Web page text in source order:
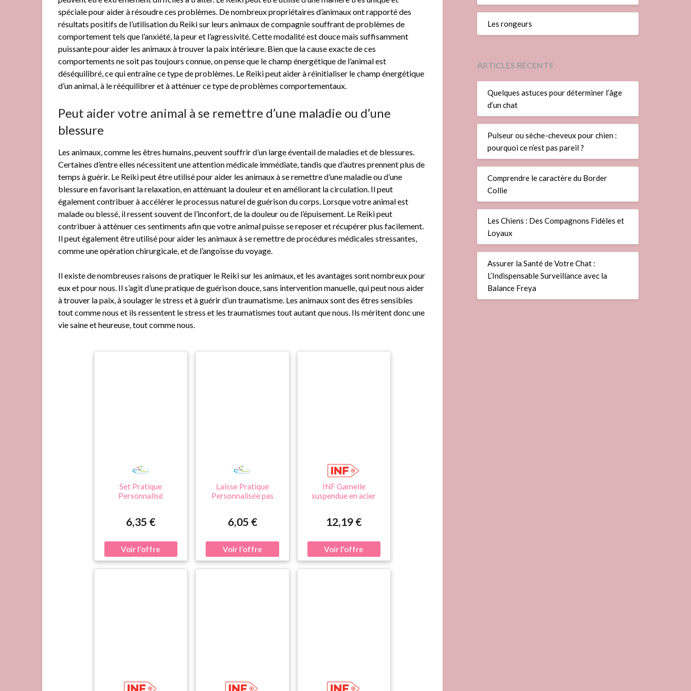
spéciale pour aider à résoudre ces problèmes. De nombreux propriétaires d’animaux ont rapporté des
résultats positifs de l’utilisation du Reiki sur leurs animaux de compagnie souffrant de problèmes de
comportement tels que l’anxiété, la peur et l’agressivité. Cette modalité est douce mais suffisamment
puissante pour aider les animaux à trouver la paix intérieure. Bien que la cause exacte de ces
comportements ne soit pas toujours connue, on pense que le champ énergétique de l’animal est
déséquilibré, ce qui entraîne ce type de problèmes. Le Reiki peut aider à réinitialiser le champ énergétique
d’un animal, à le rééquilibrer et à atténuer ce type de problèmes comportementaux.
Peut aider votre animal à se remettre d’une maladie ou d’une
blessure
Les animaux, comme les êtres humains, peuvent souffrir d’un large éventail de maladies et de blessures.
Certaines d’entre elles nécessitent une attention médicale immédiate, tandis que d’autres prennent plus de
temps à guérir. Le Reiki peut être utilisé pour aider les animaux à se remettre d’une maladie ou d’une
blessure en favorisant la relaxation, en atténuant la douleur et en améliorant la circulation. Il peut
également contribuer à accélérer le processus naturel de guérison du corps. Lorsque votre animal est
malade ou blessé, il ressent souvent de l’inconfort, de la douleur ou de l’épuisement. Le Reiki peut
contribuer à atténuer ces sentiments afin que votre animal puisse se reposer et récupérer plus facilement.
Il peut également être utilisé pour aider les animaux à se remettre de procédures médicales stressantes,
comme une opération chirurgicale, et de l’angoisse du voyage.
Il existe de nombreuses raisons de pratiquer le Reiki sur les animaux, et les avantages sont nombreux pour
eux et pour nous. Il s’agit d’une pratique de guérison douce, sans intervention manuelle, qui peut nous aider
à trouver la paix, à soulager le stress et à guérir d’un traumatisme. Les animaux sont des êtres sensibles
tout comme nous et ils ressentent le stress et les traumatismes tout autant que nous. Ils méritent donc une
vie saine et heureuse, tout comme nous.
Set Pratique
Personnalisé
6,35 €
Laisse Pratique
Personnalisée pas
6,05 €
INF Gamelle
suspendue en acier
d'alimentation sûre et
12,19 €
Les rongeurs
ARTICLES RÉCENTS
Quelques astuces pour déterminer l’âge
d’un chat
Pulseur ou sèche-cheveux pour chien :
pourquoi ce n’est pas pareil ?
Comprendre le caractère du Border
Collie
Les Chiens : Des Compagnons Fidèles et
Loyaux
Assurer la Santé de Votre Chat :
L’Indispensable Surveillance avec la
Balance Freya